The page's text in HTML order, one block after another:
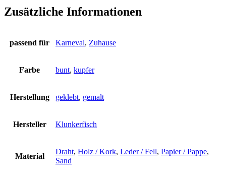
Zusätzliche Informationen
passend für Karneval, Zuhause
Farbe bunt, kupfer
Herstellung geklebt, gemalt
Hersteller Klunkerfisch
Material
Draht, Holz / Kork, Leder / Fell, Papier / Pappe,
Sand